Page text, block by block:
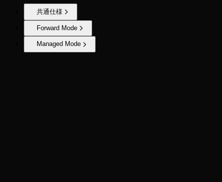
共通仕様
Forward Mode
Managed Mode